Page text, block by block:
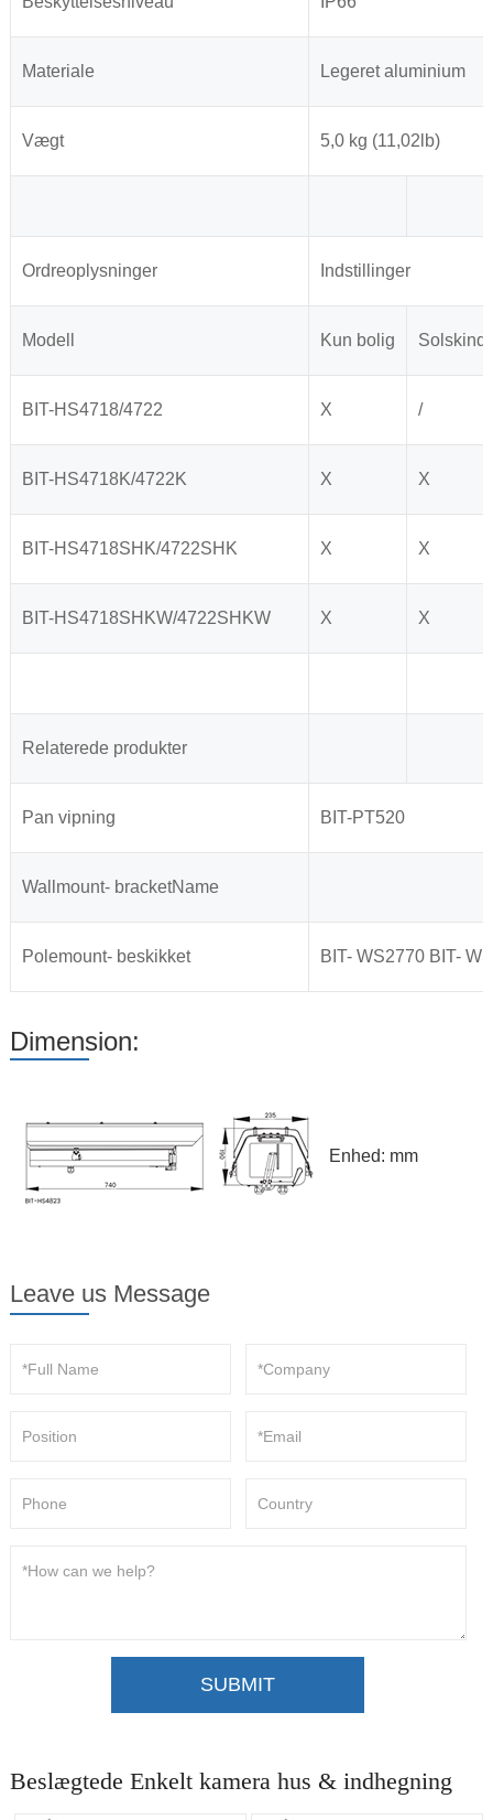
Materiale Legeret aluminium
Vægt 5,0 kg (11,02lb)
Ordreoplysninger Indstillinger
Modell Kun bolig Solskind
BIT-HS4718/4722 X /
BIT-HS4718K/4722K X X
BIT-HS4718SHK/4722SHK X X
BIT-HS4718SHKW/4722SHKW X X
Relaterede produkter
Pan vipning BIT-PT520
Wallmount- bracketName
Polemount- beskikket BIT- WS2770 BIT-
Dimension:
Enhed: mm
Leave us Message
SUBMIT
Beslægtede Enkelt kamera hus & indhegning